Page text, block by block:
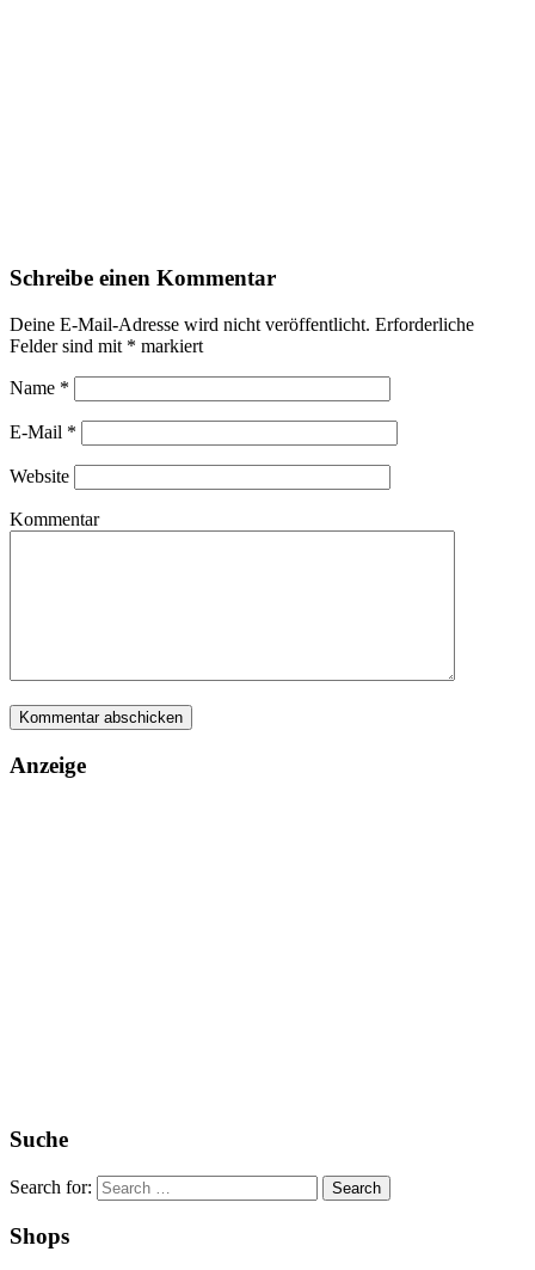
Schreibe einen Kommentar
Deine E-Mail-Adresse wird nicht veröffentlicht. Erforderliche
Felder sind mit * markiert
Name *
E-Mail *
Website
Kommentar
Anzeige
Suche
Search for:
Shops